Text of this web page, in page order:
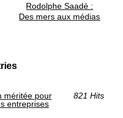
Rodolphe Saadé :
Des mers aux médias
méritée pour
entreprises
821 Hits